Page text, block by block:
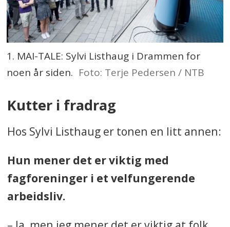
1. MAI-TALE: Sylvi Listhaug i Drammen for
noen år siden. Foto: Terje Pedersen / NTB
Kutter i fradrag
Hos Sylvi Listhaug er tonen en litt annen:
Hun mener det er viktig med
fagforeninger i et velfungerende
arbeidsliv.